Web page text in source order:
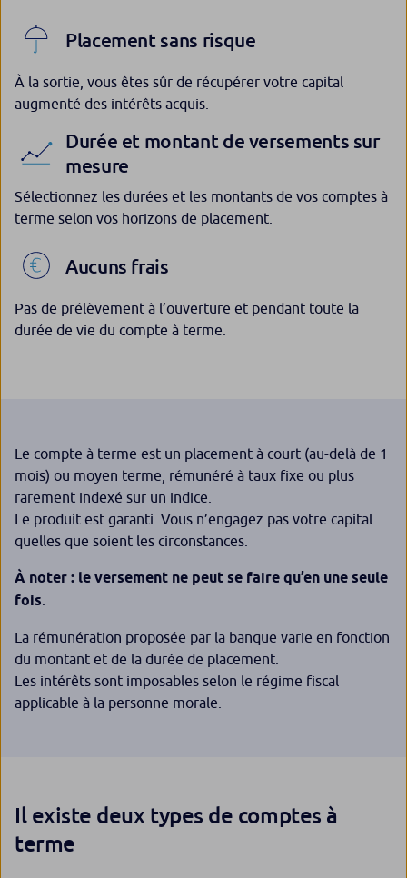
Placement sans risque
À la sortie, vous êtes sûr de récupérer votre capital
augmenté des intérêts acquis.
Durée et montant de versements sur
mesure
Sélectionnez les durées et les montants de vos comptes à
terme selon vos horizons de placement.
Aucuns frais
Pas de prélèvement à l’ouverture et pendant toute la
durée de vie du compte à terme.
Le compte à terme est un placement à court (au-delà de 1
mois) ou moyen terme, rémunéré à taux fixe ou plus
rarement indexé sur un indice.
Le produit est garanti. Vous n’engagez pas votre capital
quelles que soient les circonstances.
À noter : le versement ne peut se faire qu’en une seule
fois
La rémunération proposée par la banque varie en fonction
du montant et de la durée de placement.
Les intérêts sont imposables selon le régime fiscal
applicable à la personne morale.
Il existe deux types de comptes à
terme